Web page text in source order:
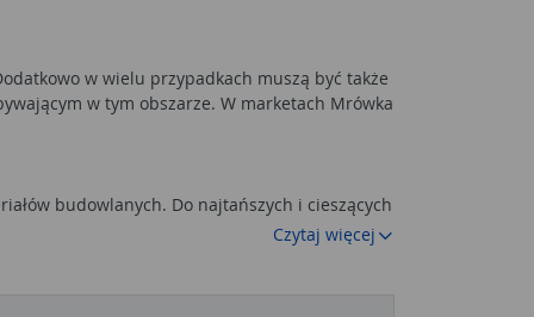
w wielu przypadkach muszą być także
w tym obszarze. W marketach Mrówka
budowlanych. Do najtańszych i cieszących
stosuje się także przy tarasach i schodach
Czytaj więcej